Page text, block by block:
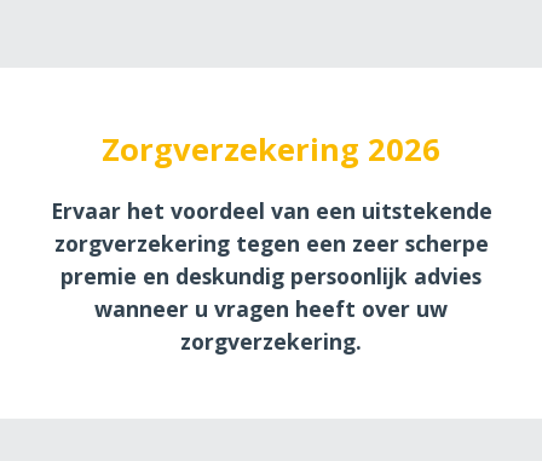
Zorgverzekering 2026
Ervaar het voordeel van een uitstekende
zorgverzekering tegen een zeer scherpe
premie en deskundig persoonlijk advies
wanneer u vragen heeft over uw
zorgverzekering.